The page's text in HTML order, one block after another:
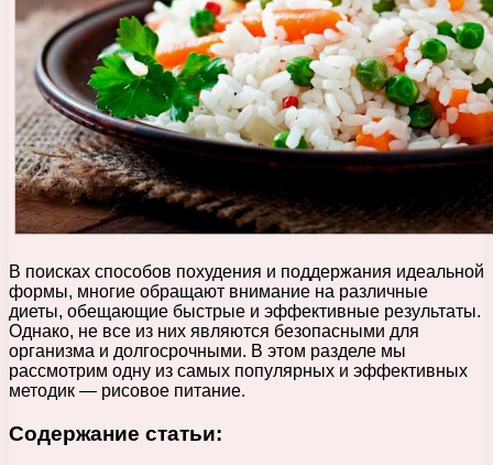
В поисках способов похудения и поддержания идеальной
формы, многие обращают внимание на различные
диеты, обещающие быстрые и эффективные результаты.
Однако, не все из них являются безопасными для
организма и долгосрочными. В этом разделе мы
рассмотрим одну из самых популярных и эффективных
методик — рисовое питание.
Содержание статьи: